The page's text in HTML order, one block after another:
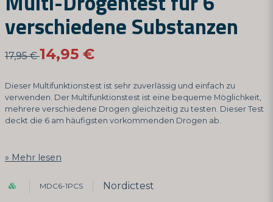
verschiedene Substanzen
17,95 €14,95 €
Dieser Multifunktionstest ist sehr zuverlässig und einfach zu
verwenden. Der Multifunktionstest ist eine bequeme Möglichkeit,
mehrere verschiedene Drogen gleichzeitig zu testen. Dieser Test
deckt die 6 am häufigsten vorkommenden Drogen ab.
Mehr lesen
MDC6-1PCS Nordictest